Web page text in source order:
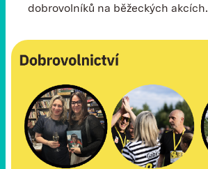
dobrovolníků na běžeckých akcích.